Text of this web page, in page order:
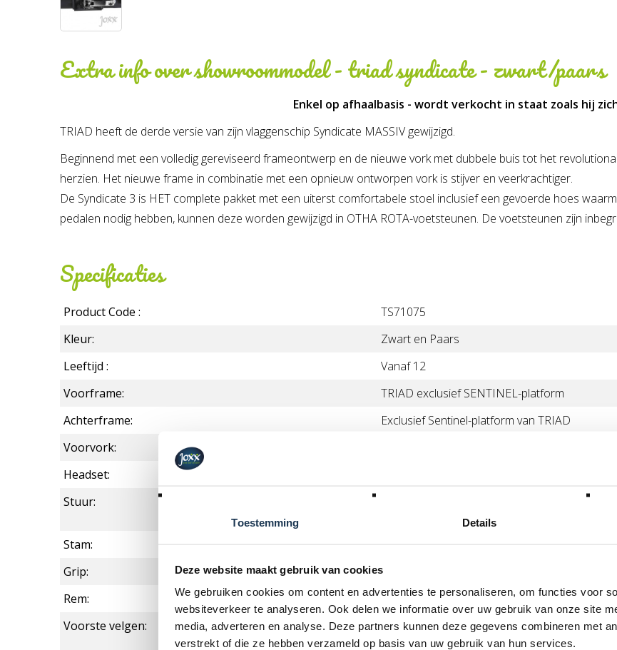
Toestemming Details
Deze website maakt gebruik van cookies
We gebruiken cookies om content en advertenties te personaliseren, om functies voor
websiteverkeer te analyseren. Ook delen we informatie over uw gebruik van onze site
media, adverteren en analyse. Deze partners kunnen deze gegevens combineren met
verstrekt of die ze hebben verzameld op basis van uw gebruik van hun services.
Extra info overshowroommodel - triad syndicate - zwart/paars
Enkel op afhaalbasis - wordt verkocht in staat zoals hij
TRIAD heeft de derde versie van zijn vlaggenschip Syndicate MASSIV gewijzigd.
Beginnend met een volledig gereviseerd frameontwerp en de nieuwe vork met dubbele buis tot het
herzien. Het nieuwe frame in combinatie met een opnieuw ontworpen vork is stijver en veerkrachtiger.
De Syndicate 3 is HET complete pakket met een uiterst comfortabele stoel inclusief een gevoerde hoes
pedalen nodig hebben, kunnen deze worden gewijzigd in OTHA ROTA-voetsteunen. De voetsteunen zijn
Specificaties
Product Code :
TS71075
Kleur:
Zwart en Paars
Leeftijd :
Vanaf 12
Voorframe:
TRIAD exclusief SENTINEL-platform
Achterframe:
Exclusief Sentinel-platform van TRIAD
Voorvork:
Headset:
Stuur:
OATH-legering overmaat ø31,8 mm, 640 mm
Stam:
Grip:
OATH Bermuda TPR 165 mm
Rem:
Tektro Hydraulische 160 mm roto
Voorste velgen:
OATH DYNASTY 50 mm geanodiseerde
legering